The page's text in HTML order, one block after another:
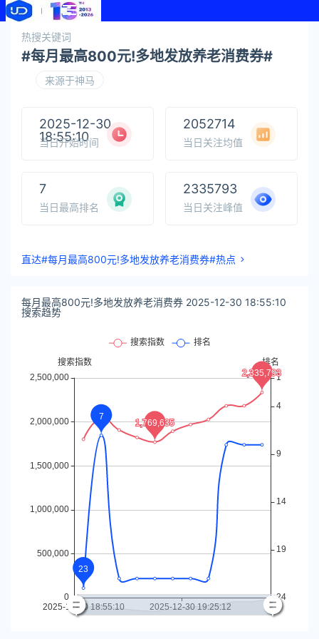
热搜关键词
#每月最高800元!多地发放养老消费券#
来源于神马
2025-12-30
18:55:10
当日开始时间
2052714
当日关注均值
7
当日最高排名
2335793
当日关注峰值
直达#每月最高800元!多地发放养老消费券#热点
每月最高800元!多地发放养老消费券 2025-12-30 18:55:10
搜索趋势